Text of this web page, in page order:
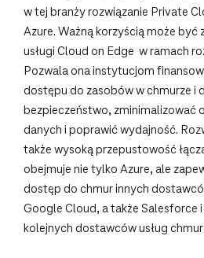
w tej branży rozwiązanie Private
Azure. Ważną korzyścią może być
usługi Cloud on Edge w ramach
Pozwala ona instytucjom
dostępu do zasobów w chmurze i
bezpieczeństwo, zminimalizować
danych i poprawić wydajność.
także wysoką przepustowość
obejmuje nie tylko Azure, ale
dostęp do chmur innych
Google Cloud, a także Salesforce
kolejnych dostawców usług